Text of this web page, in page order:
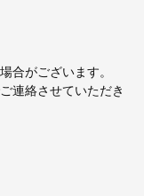
合がございます。
連絡させていただき